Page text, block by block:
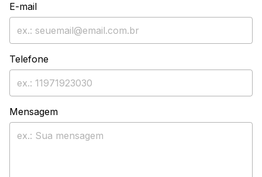
E-mail
Telefone
Mensagem